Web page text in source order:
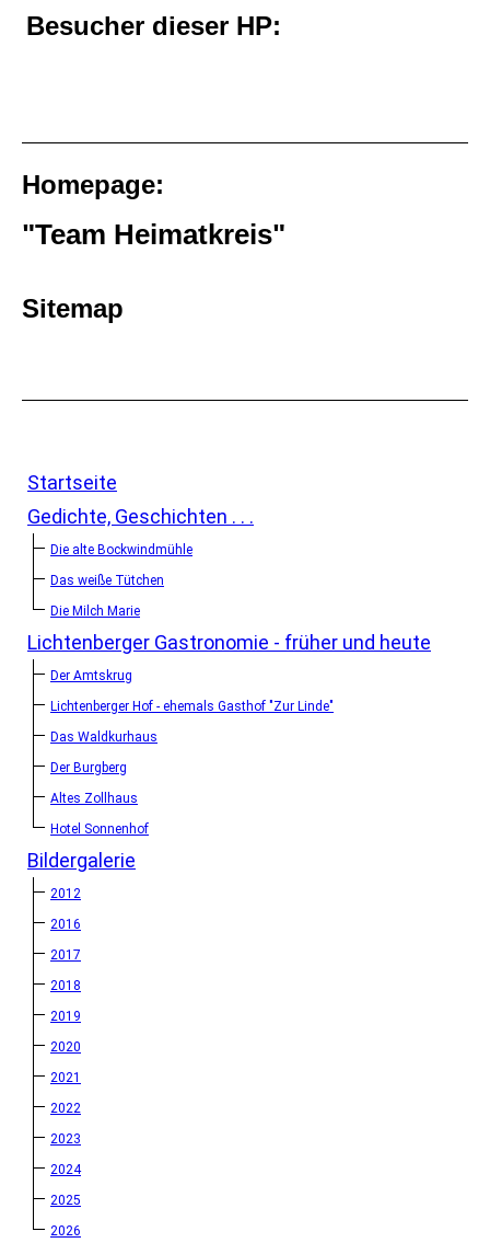
Besucher dieser HP:
Homepage:
"Team Heimatkreis"
Sitemap
Startseite
Gedichte, Geschichten . . .
Die alte Bockwindmühle
Das weiße Tütchen
Die Milch Marie
Lichtenberger Gastronomie - früher und heute
Der Amtskrug
Lichtenberger Hof - ehemals Gasthof "Zur Linde"
Das Waldkurhaus
Der Burgberg
Altes Zollhaus
Hotel Sonnenhof
Bildergalerie
2012
2016
2017
2018
2019
2020
2021
2022
2023
2024
2025
2026